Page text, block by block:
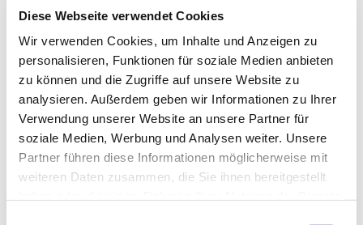
Diese Webseite verwendet Cookies
Wir verwenden Cookies, um Inhalte und Anzeigen zu
personalisieren, Funktionen für soziale Medien anbieten
zu können und die Zugriffe auf unsere Website zu
analysieren. Außerdem geben wir Informationen zu Ihrer
Verwendung unserer Website an unsere Partner für
soziale Medien, Werbung und Analysen weiter. Unsere
Partner führen diese Informationen möglicherweise mit
weiteren Daten zusammen, die Sie ihnen bereitgestellt
Dies könnte Sie auch
interessieren